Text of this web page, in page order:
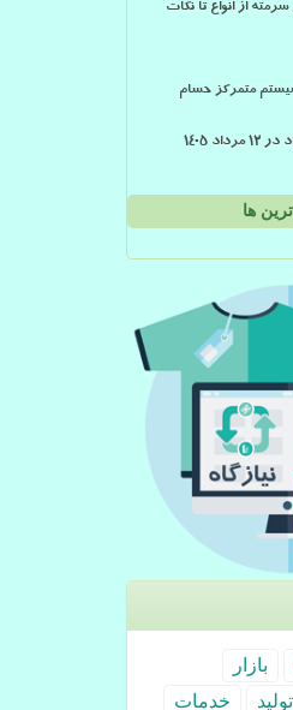
از انواع تا نکات
متمرکز حسام
۱۴۰۵
ها
بازار
تولید خدمات